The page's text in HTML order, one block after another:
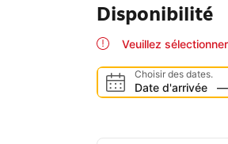
Disponibilité
Veuillez
Choisir des dates.
Date d'arrivée —